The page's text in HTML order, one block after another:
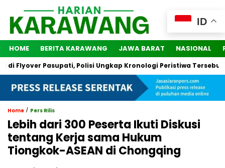
HOME BERITA KARAWANG JAWA BARAT NASIONAL
Pasupati, Polisi Ungkap Kronologi Peristiwa Tersebut
Home / Pers Rilis
Lebih dari 300 Peserta Ikuti Diskusi
tentang Kerja sama Hukum
Tiongkok-ASEAN di Chongqing
ID